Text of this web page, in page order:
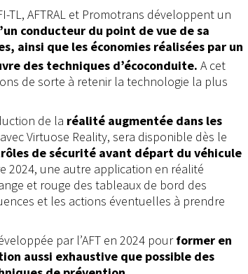
AFTRAL et Promotrans développent un
conducteur du point de vue de sa
ainsi que les économies réalisées par un
des techniques d’écoconduite. A cet
de sorte à retenir la technologie la plus
de la réalité augmentée dans les
Virtuose Reality, sera disponible dès le
de sécurité avant départ du véhicule
2024, une autre application en réalité
et rouge des tableaux de bord des
et les actions éventuelles à prendre
par l’AFT en 2024 pourformer en
aussi exhaustive que possible des